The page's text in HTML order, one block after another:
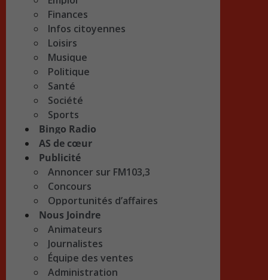
Finances
Infos citoyennes
Loisirs
Musique
Politique
Santé
Société
Sports
Bingo Radio
AS de cœur
Publicité
Annoncer sur FM103,3
Concours
Opportunités d’affaires
Nous Joindre
Animateurs
Journalistes
Équipe des ventes
Administration